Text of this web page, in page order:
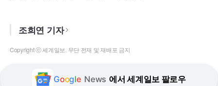
조희연 기자
Copyright ⓒ 세계일보. 무단 전재 및 재배포 금지
Google News 에서 세계일보 팔로우